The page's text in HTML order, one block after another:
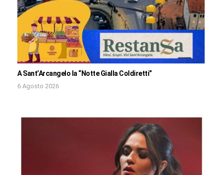
A Sant’Arcangelo la “Notte Gialla Coldiretti”
6 Agosto 2026